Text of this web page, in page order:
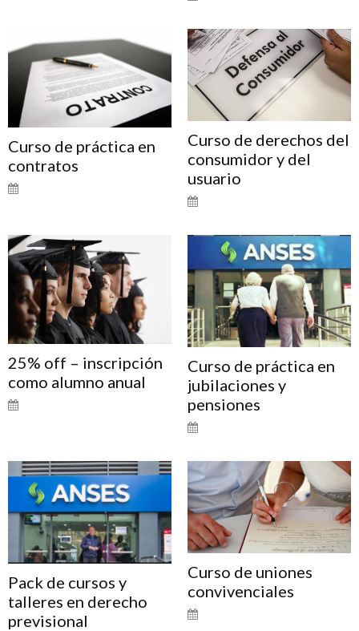
Curso de práctica en
contratos
Curso de derechos del
consumidor y del
usuario
25% off – inscripción
como alumno anual
Curso de práctica en
jubilaciones y
pensiones
Pack de cursos y
talleres en derecho
previsional
Curso de uniones
convivenciales